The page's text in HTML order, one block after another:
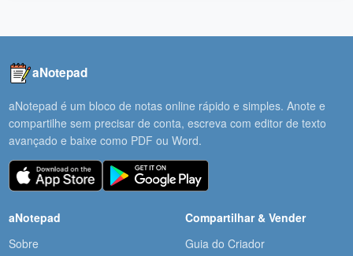
aNotepad
aNotepad é um bloco de notas online rápido e simples. Anote e
compartilhe sem precisar de conta, escreva com editor de texto
avançado e baixe como PDF ou Word.
aNotepad
Sobre
Compartilhar & Vender
Guia do Criador